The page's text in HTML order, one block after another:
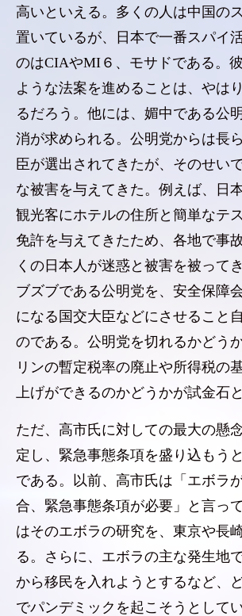
高いといえる。多くの人は中国の
置いているが、日本で一番スパイ
のはCIAやMI６、モサドである。
ような法案を進めることは、やは
るだろう。他には、媚中である公
消が求められる。公明党からは長
臣が選出されてきたが、そのせい
な被害を与えてきた。例えば、日
観光客にホテルの住所と簡単なテ
免許を与えてきたため、各地で事
くの日本人が迷惑と被害を被って
ブズブである公明党を、安全保障
になる国交大臣などにさせること
のである。公明党を切れるかどう
リンの暫定税率の廃止や所得税の
上げができるのかどうかが試金石
ただ、高市氏に対しての最大の懸
定し、緊急事態条項を盛り込もう
である。以前、高市氏は「エボラ
合、緊急事態条項が必要」と言っ
はそのエボラの研究を、東京や長
る。さらに、エボラの主な発生地
から移民を入れようとするなど、
でパンデミックを起こそうとして